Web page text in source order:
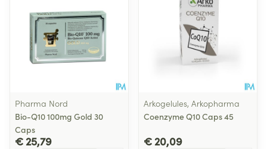
Pharma Nord
Bio-Q10 100mg Gold 30
Caps
€ 25,79
Arkogelules, Arkopharma
Coenzyme Q10 Caps 45
€ 20,09